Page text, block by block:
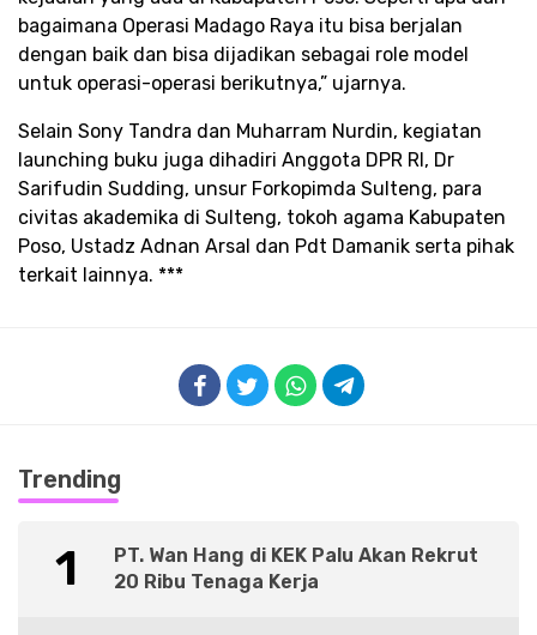
bagaimana Operasi Madago Raya itu bisa berjalan
dengan baik dan bisa dijadikan sebagai role model
untuk operasi-operasi berikutnya,” ujarnya.
Selain Sony Tandra dan Muharram Nurdin, kegiatan
launching buku juga dihadiri Anggota DPR RI, Dr
Sarifudin Sudding, unsur Forkopimda Sulteng, para
civitas akademika di Sulteng, tokoh agama Kabupaten
Poso, Ustadz Adnan Arsal dan Pdt Damanik serta pihak
terkait lainnya. ***
Trending
1
PT. Wan Hang di KEK Palu Akan Rekrut
20 Ribu Tenaga Kerja